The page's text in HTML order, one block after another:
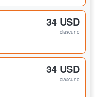
34 USD
ciascuno
34 USD
ciascuno